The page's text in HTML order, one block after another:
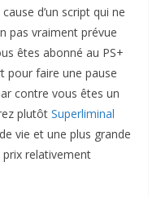
d’un script qui ne
pas vraiment prévue
êtes abonné au PS+
pour faire une pause
contre vous êtes un
plutôt Superliminal
vie et une plus grande
relativement